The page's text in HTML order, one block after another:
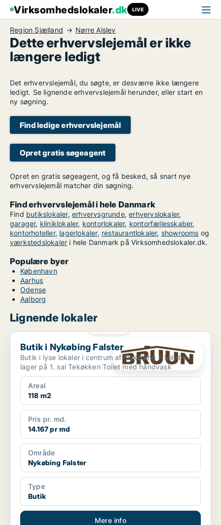
Virksomhedslokaler.dk LIVE
Region Sjælland Nørre Alslev
Dette erhvervslejemål er ikke
længere ledigt
Det erhvervslejemål, du søgte, er desværre ikke længere
ledigt. Se lignende erhvervslejemål herunder, eller start en
ny søgning.
Find ledige erhvervslejemål
Opret gratis søgeagent
Opret en gratis søgeagent, og få besked, så snart nye
erhvervslejemål matcher din søgning.
Find erhvervslejemål i hele Danmark
Find butikslokaler,erhvervsgrunde,erhvervslokaler,
garager, kliniklokaler, kontorlokaler, kontorfællesskaber,
kontorhoteller, lagerlokaler, restaurantlokaler, showrooms og
værkstedslokaler i hele Danmark på Virksomhedslokaler.dk.
Populære byer
København
Aarhus
Odense
Aalborg
Lignende lokaler
Butik i Nykøbing Falster
Butik i Nykøbing Falster
Butik i lyse lokaler i centrum af Nykøbing F Mindre
lager på 1. sal Tekøkken Toilet med håndvask
Areal
118 m2
Pris pr. md.
14.167 pr md
Område
Nykøbing Falster
Type
Butik
Mere info